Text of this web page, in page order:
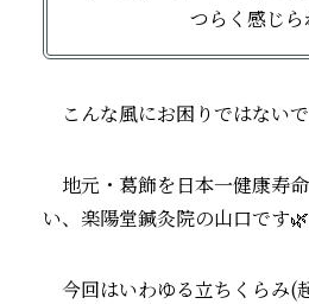
つらく感じら
こんな風にお困りではない
地元・葛飾を日本一健康寿
い、楽陽堂鍼灸院の山口です🌿
今回はいわゆる立ちくらみ(